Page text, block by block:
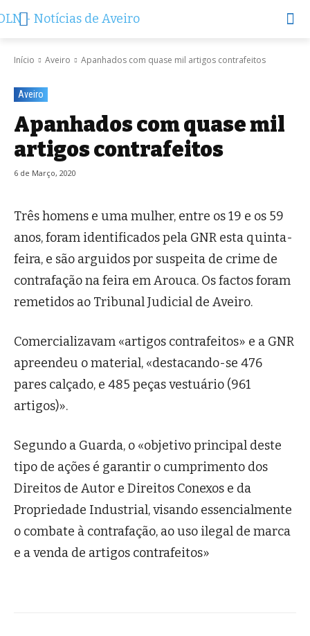
Início Aveiro Apanhados com quase mil artigos contrafeitos
Aveiro
Apanhados com quase mil
artigos contrafeitos
6 de Março, 2020
Três homens e uma mulher, entre os 19 e os 59
anos, foram identificados pela GNR esta quinta-
feira, e são arguidos por suspeita de crime de
contrafação na feira em Arouca. Os factos foram
remetidos ao Tribunal Judicial de Aveiro.
Comercializavam «artigos contrafeitos» e a GNR
apreendeu o material, «destacando-se 476
pares calçado, e 485 peças vestuário (961
artigos)».
Segundo a Guarda, o «objetivo principal deste
tipo de ações é garantir o cumprimento dos
Direitos de Autor e Direitos Conexos e da
Propriedade Industrial, visando essencialmente
o combate à contrafação, ao uso ilegal de marca
e a venda de artigos contrafeitos»